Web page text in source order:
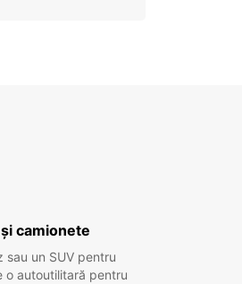
camionete
sau un SUV pentru
o autoutilitară pentru